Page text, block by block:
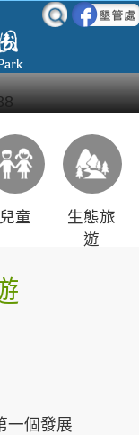
兒童
生態旅
遊
一個發展